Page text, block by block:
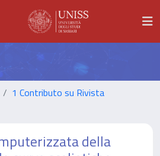
1 Contributo su Rivista
della